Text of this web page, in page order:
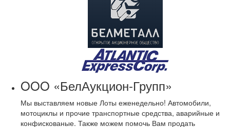
OOO «БелАукцион-Групп»
Мы выставляем новые Лоты еженедельно! Автомобили,
мотоциклы и прочие транспортные средства, аварийные и
конфискованые. Также можем помочь Вам продать